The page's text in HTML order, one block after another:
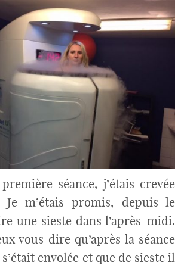
séance, j’étais crevée
m’étais promis, depuis le
une sieste dans l’après-midi.
vous dire qu’après la séance
envolée et que de sieste il